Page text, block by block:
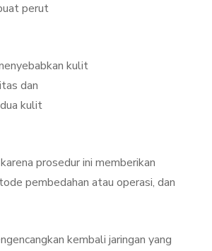
perut
kulit
dan
kulit
prosedur ini memberikan
pembedahan atau operasi, dan
kembali jaringan yang